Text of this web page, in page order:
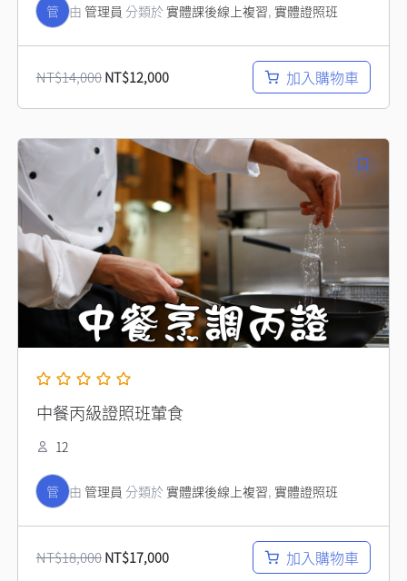
管 由 管理員 分類於實體課後線上複習, 實體證照班
NT$14,000NT$12,000 加入購物車
中餐丙級證照班葷食
12
管 由 管理員 分類於實體課後線上複習, 實體證照班
NT$18,000
原
始
價
格：
NT$18,000。
NT$17,000
前
價
格：
NT$17,000。
加入購物車